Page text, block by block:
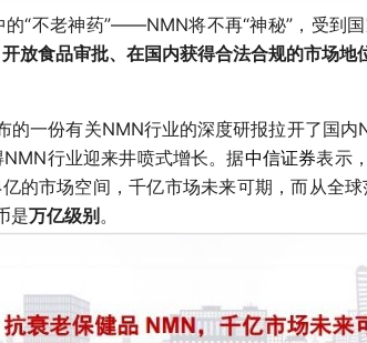
“不老神药”——NMN将不再“神秘”，受到
开放食品审批、在国内获得合法合规的市场地
的一份有关NMN行业的深度研报拉开了国内
行业迎来井喷式增长。据中信证券表示
的市场空间，千亿市场未来可期，而从全
是万亿级别。